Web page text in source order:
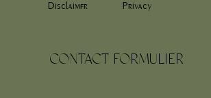
Disclaimer Privacy
CONTACT FORMULIER